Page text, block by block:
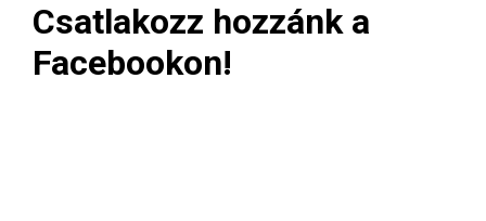
Csatlakozz hozzánk a
Facebookon!